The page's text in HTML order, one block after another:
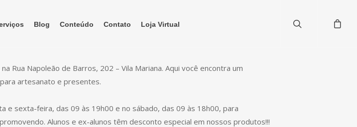
Blog Conteúdo Contato Loja Virtual
Rua Napoleão de Barros, 202 – Vila Mariana. Aqui você encontra um
artesanato e presentes.
e sexta-feira, das 09 às 19h00 e no sábado, das 09 às 18h00, para
Alunos e ex-alunos têm desconto especial em nossos produtos!!!